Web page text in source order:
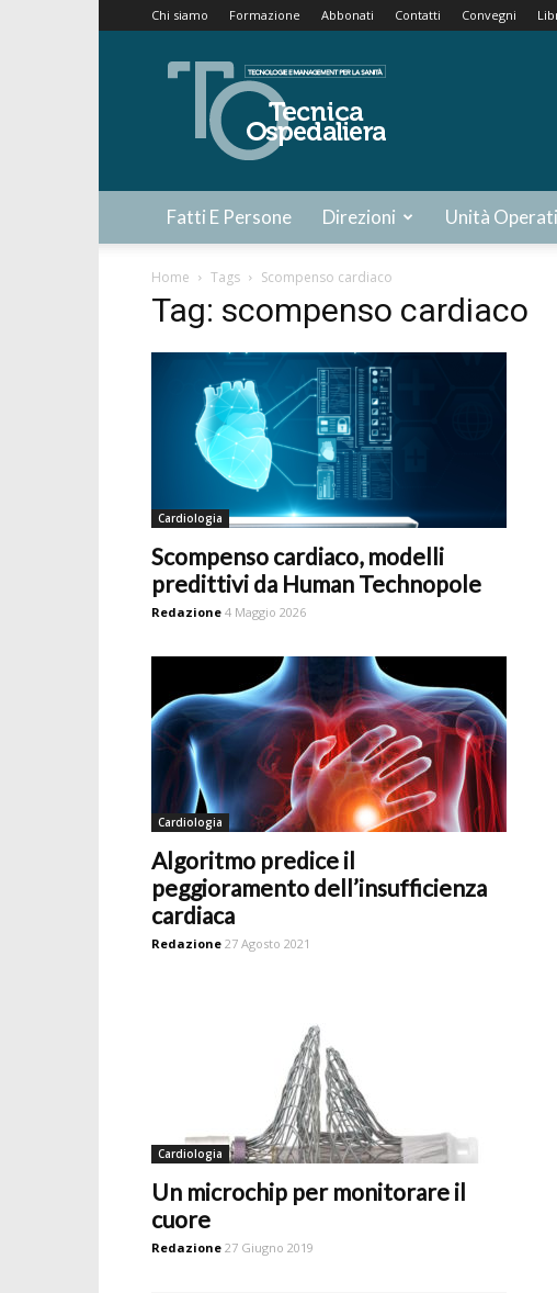
Chi siamo Formazione Abbonati Contatti Convegni
Tecnica
Ospedaliera
Fatti E Persone Direzioni Unità
Home Tags Scompenso cardiaco
Tag: scompenso cardiaco
Cardiologia
Scompenso cardiaco, modelli
predittivi da Human Technopole
Redazione 4 Maggio 2026
Cardiologia
Algoritmo predice il
peggioramento dell’insufficienza
cardiaca
Redazione 27 Agosto 2021
Cardiologia
Un microchip per monitorare il
cuore
Redazione 27 Giugno 2019